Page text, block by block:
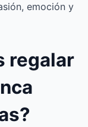
emoción y
regalar